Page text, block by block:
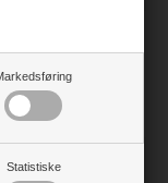
Statistiske
- Marsvin
cm